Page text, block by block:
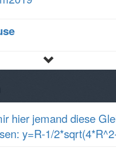
hier jemand diese
y=R-1/